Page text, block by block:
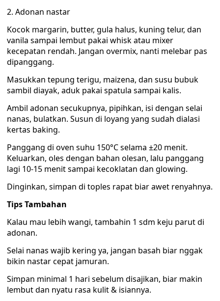
2. Adonan nastar
Kocok margarin, butter, gula halus, kuning telur, dan
vanila sampai lembut pakai whisk atau mixer
kecepatan rendah. Jangan overmix, nanti melebar pas
dipanggang.
Masukkan tepung terigu, maizena, dan susu bubuk
sambil diayak, aduk pakai spatula sampai kalis.
Ambil adonan secukupnya, pipihkan, isi dengan selai
nanas, bulatkan. Susun di loyang yang sudah dialasi
kertas baking.
Panggang di oven suhu 150°C selama ±20 menit.
Keluarkan, oles dengan bahan olesan, lalu panggang
lagi 10-15 menit sampai kecoklatan dan glowing.
Dinginkan, simpan di toples rapat biar awet renyahnya.
Tips Tambahan
Kalau mau lebih wangi, tambahin 1 sdm keju parut di
adonan.
Selai nanas wajib kering ya, jangan basah biar nggak
bikin nastar cepat jamuran.
Simpan minimal 1 hari sebelum disajikan, biar makin
lembut dan nyatu rasa kulit & isiannya.